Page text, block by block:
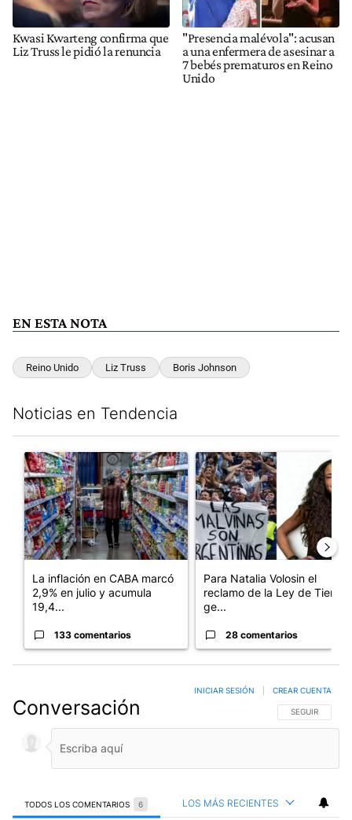
Kwasi Kwarteng confirma que
Liz Truss le pidió la renuncia
"Presencia malévola": acusan
a una enfermera de asesinar a
7 bebés prematuros en Reino
Unido
EN ESTA NOTA
Reino Unido Liz Truss Boris Johnson
Noticias en Tendencia
Un artículo de tendencia con el título "La inflación en CABA
La inflación en CABA marcó
2,9% en julio y acumula
19,4...
133 comentarios
Un artículo de tendencia con
Para Natalia Volosin el
reclamo de la Ley de Tierras
ge...
28 comentarios
Conversación SIGA ESTA
SEGUIR
INICIAR SESIÓN CREAR CUENTA
TODOS LOS COMENTARIOS 6 LOS MÁS RECIENTES